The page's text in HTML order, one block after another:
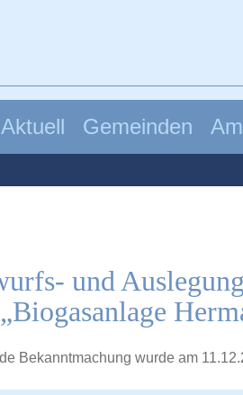
Aktuell Gemeinden
und
Bekanntmachung wurde am